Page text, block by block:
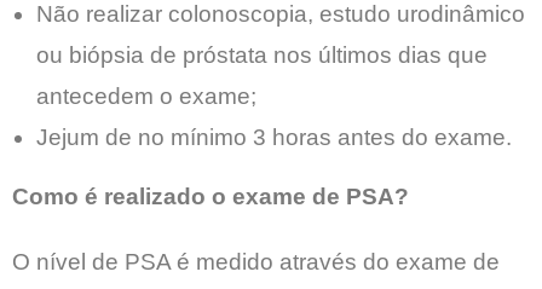
Não realizar colonoscopia, estudo urodinâmico
ou biópsia de próstata nos últimos dias que
antecedem o exame;
Jejum de no mínimo 3 horas antes do exame.
Como é realizado o exame de PSA?
O nível de PSA é medido através do exame de